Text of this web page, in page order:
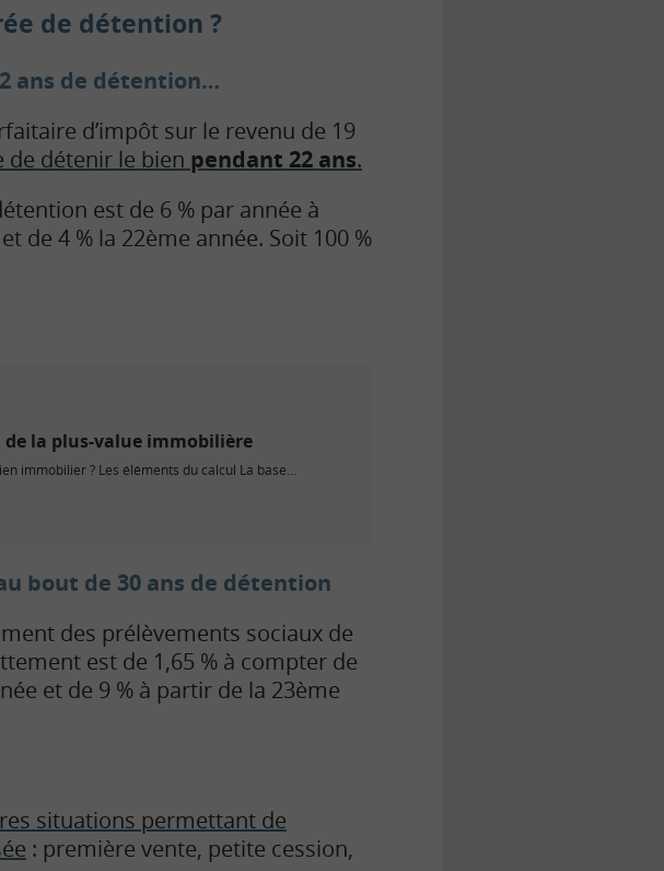
de détention ?
ans de détention…
d’impôt sur le revenu de 19
de détenir le bien pendant 22 ans.
est de 6 % par année à
de 4 % la 22ème année. Soit 100 %
de la plus-value immobilière
immobilier ? Les éléments du calcul La base...
bout de 30 ans de détention
des prélèvements sociaux de
est de 1,65 % à compter de
et de 9 % à partir de la 23ème
situations permettant de
: première vente, petite cession,